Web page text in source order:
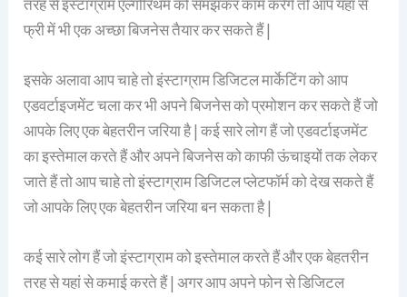
तरह से इंस्टाग्राम एल्गोरिथम को समझकर काम करेंगे तो आप यहां से
फ्री में भी एक अच्छा बिजनेस तैयार कर सकते हैं |
इसके अलावा आप चाहे तो इंस्टाग्राम डिजिटल मार्केटिंग को आप
एडवर्टाइजमेंट चला कर भी अपने बिजनेस को प्रमोशन कर सकते हैं जो
आपके लिए एक बेहतरीन जरिया है | कई सारे लोग हैं जो एडवर्टाइजमेंट
का इस्तेमाल करते हैं और अपने बिजनेस को काफी ऊंचाइयों तक लेकर
जाते हैं तो आप चाहे तो इंस्टाग्राम डिजिटल प्लेटफॉर्म को देख सकते हैं
जो आपके लिए एक बेहतरीन जरिया बन सकता है |
कई सारे लोग हैं जो इंस्टाग्राम को इस्तेमाल करते हैं और एक बेहतरीन
तरह से यहां से कमाई करते हैं | अगर आप अपने फोन से डिजिटल